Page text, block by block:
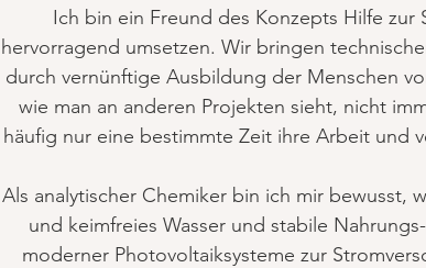
Ich bin ein Freund des Konzepts Hilfe
hervorragend umsetzen. Wir bringen
durch vernünftige Ausbildung der Menschen
wie man an anderen Projekten sieht, nicht
häufig nur eine bestimmte Zeit ihre Arbeit und
Als analytischer Chemiker bin ich mir bewusst,
und keimfreies Wasser und stabile
moderner Photovoltaiksysteme zur